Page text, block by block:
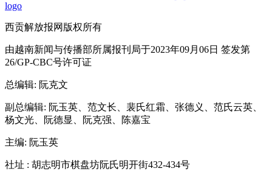
logo
西贡解放报网版权所有
由越南新闻与传播部所属报刊局于2023年09月06日 签发第
26/GP-CBC号许可证
总编辑: 阮克文
副总编辑: 阮玉英、范文长、裴氏红霜、张德义、范氏云英、
杨文光、阮德显、阮克强、陈嘉宝
主编: 阮玉英
社址 : 胡志明市棋盘坊阮氏明开街432-434号